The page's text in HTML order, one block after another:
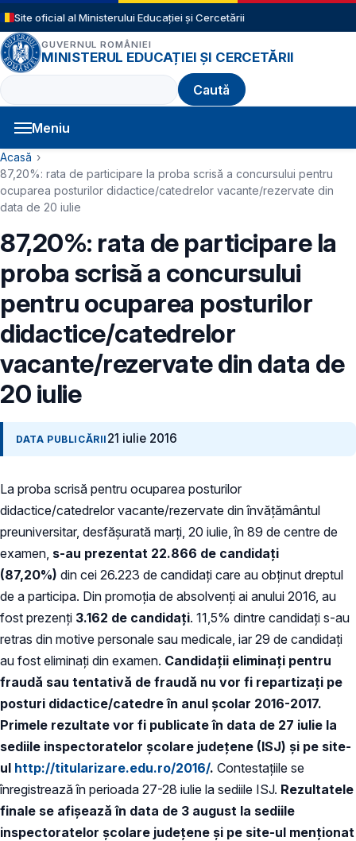
Sari la conținutul principal
Site oficial al Ministerului Educației și Cercetării
GUVERNUL ROMÂNIEI
MINISTERUL EDUCAȚIEI ȘI CERCETĂRII
Caută
Meniu
Navigație principală
Cale de navigare
Acasă
87,20%: rata de participare la proba scrisă a concursului pentru
ocuparea posturilor didactice/catedrelor vacante/rezervate din
data de 20 iulie
87,20%: rata de participare la
proba scrisă a concursului
pentru ocuparea posturilor
didactice/catedrelor
vacante/rezervate din data de
20 iulie
DATA PUBLICĂRII 21 iulie 2016
La proba scrisă pentru ocuparea posturilor
didactice/catedrelor vacante/rezervate din învăţământul
preuniversitar, desfăşurată marţi, 20 iulie, în 89 de centre de
examen, s-au prezentat 22.866 de candidaţi
(87,20%) din cei 26.223 de candidaţi care au obţinut dreptul
de a participa. Din promoţia de absolvenţi ai anului 2016, au
fost prezenţi 3.162 de candidaţi. 11,5% dintre candidaţi s-au
retras din motive personale sau medicale, iar 29 de candidaţi
au fost eliminaţi din examen. Candidaţii eliminaţi pentru
fraudă sau tentativă de fraudă nu vor fi repartizaţi pe
posturi didactice/catedre în anul şcolar 2016-2017.
Primele rezultate vor fi publicate în data de 27 iulie la
sediile inspectoratelor şcolare judeţene (ISJ) şi pe site-
ul http://titularizare.edu.ro/2016/. Contestaţiile se
înregistrează în perioada 27-28 iulie la sediile ISJ. Rezultatele
finale se afişează în data de 3 august la sediile
inspectoratelor şcolare judeţene şi pe site-ul menţionat